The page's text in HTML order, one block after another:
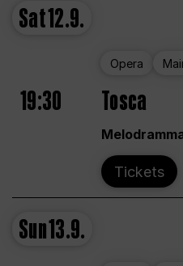
Sat12.9.
Opera
19:30 Tosca
Tickets
Sun13.9.